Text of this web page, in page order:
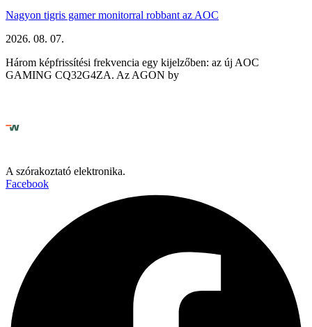
Nagyon tigris gamer monitorral robbant az AOC
2026. 08. 07.
Három képfrissítési frekvencia egy kijelzőben: az új AOC
GAMING CQ32G4ZA. Az AGON by
A szórakoztató elektronika.
Facebook